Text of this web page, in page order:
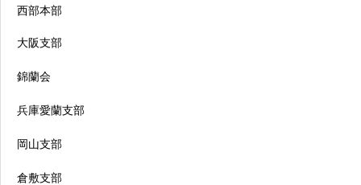
西部本部
大阪支部
錦蘭会
兵庫愛蘭支部
岡山支部
倉敷支部